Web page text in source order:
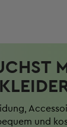
und